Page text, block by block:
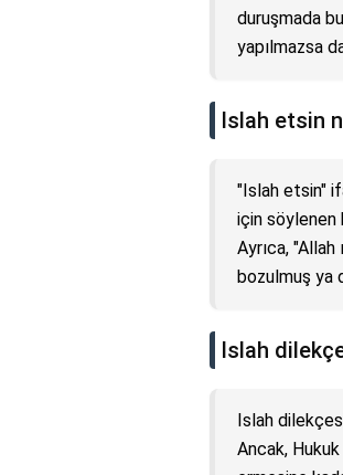
duruşmada
yapılmazsa
Islah etsin
"Islah etsin"
için söylenen
Ayrıca,
bozulmuş ya
Islah
Islah
Ancak,